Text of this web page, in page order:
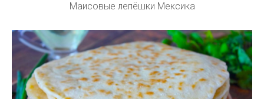
Маисовые лепёшки Мексика